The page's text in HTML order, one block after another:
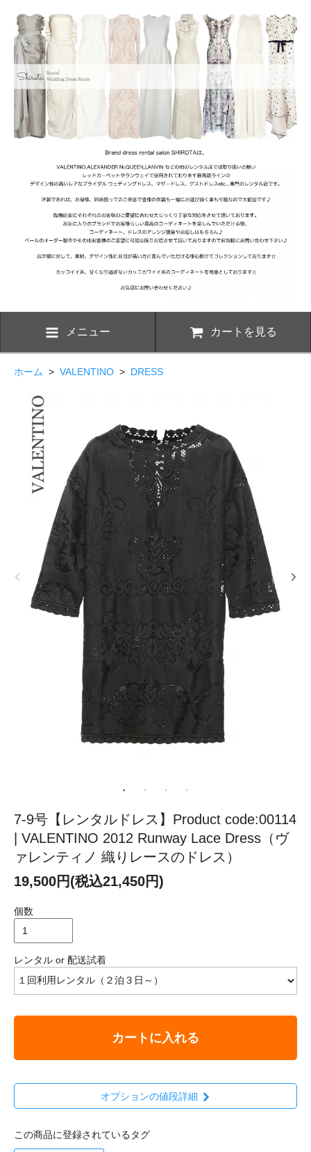
メニュー カートを見る
ホーム > VALENTINO > DRESS
7-9号【レンタルドレス】Product code:00114
| VALENTINO 2012 Runway Lace Dress（ヴ
ァレンティノ 織りレースのドレス）
19,500円(税込21,450円)
個数
レンタル or 配送試着
カートに入れる
オプションの値段詳細
この商品に登録されているタグ